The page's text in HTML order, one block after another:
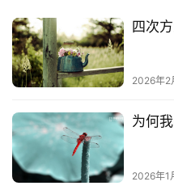
四次
2026年2
为何
2026年1